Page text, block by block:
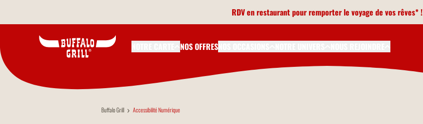
RDV en restaurant pour remporter le voyage de vos rêves* !
NOS OFFRES
Buffalo Grill Accessibilité Numérique